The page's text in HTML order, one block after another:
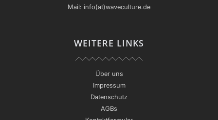
Mail: info(at)waveculture.de
WEITERE LINKS
Über uns
Impressum
Datenschutz
AGBs